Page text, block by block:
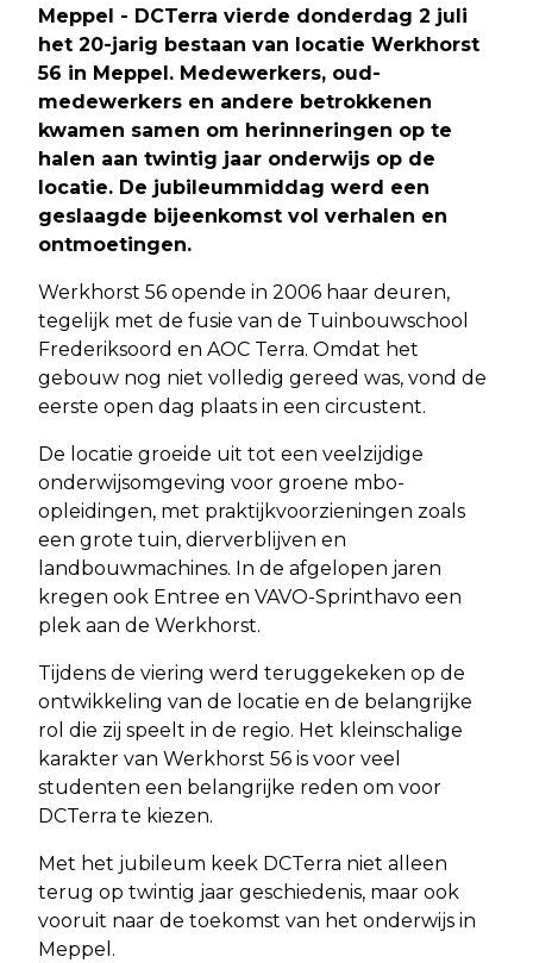
Meppel - DCTerra vierde donderdag 2 juli
het 20-jarig bestaan van locatie Werkhorst
56 in Meppel. Medewerkers, oud-
medewerkers en andere betrokkenen
kwamen samen om herinneringen op te
halen aan twintig jaar onderwijs op de
locatie. De jubileummiddag werd een
geslaagde bijeenkomst vol verhalen en
ontmoetingen.
Werkhorst 56 opende in 2006 haar deuren,
tegelijk met de fusie van de Tuinbouwschool
Frederiksoord en AOC Terra. Omdat het
gebouw nog niet volledig gereed was, vond de
eerste open dag plaats in een circustent.
De locatie groeide uit tot een veelzijdige
onderwijsomgeving voor groene mbo-
opleidingen, met praktijkvoorzieningen zoals
een grote tuin, dierverblijven en
landbouwmachines. In de afgelopen jaren
kregen ook Entree en VAVO-Sprinthavo een
plek aan de Werkhorst.
Tijdens de viering werd teruggekeken op de
ontwikkeling van de locatie en de belangrijke
rol die zij speelt in de regio. Het kleinschalige
karakter van Werkhorst 56 is voor veel
studenten een belangrijke reden om voor
DCTerra te kiezen.
Met het jubileum keek DCTerra niet alleen
terug op twintig jaar geschiedenis, maar ook
vooruit naar de toekomst van het onderwijs in
Meppel.